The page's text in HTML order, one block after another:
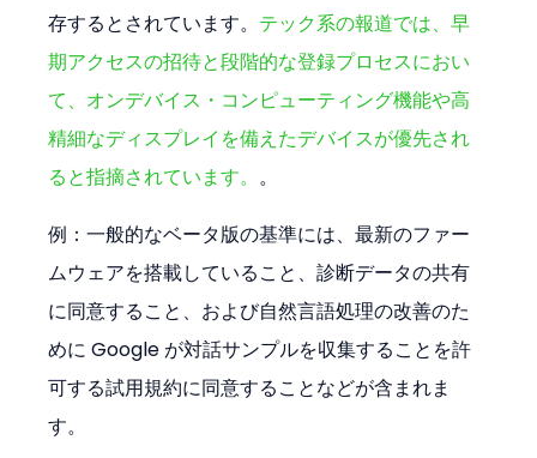
存するとされています。 テック系の報道では、早
期アクセスの招待と段階的な登録プロセスにおい
て、オンデバイス・コンピューティング機能や高
精細なディスプレイを備えたデバイスが優先され
ると指摘されています。 。
例：一般的なベータ版の基準には、最新のファー
ムウェアを搭載していること、診断データの共有
に同意すること、および自然言語処理の改善のた
めに Google が対話サンプルを収集することを許
可する試用規約に同意することなどが含まれま
す。